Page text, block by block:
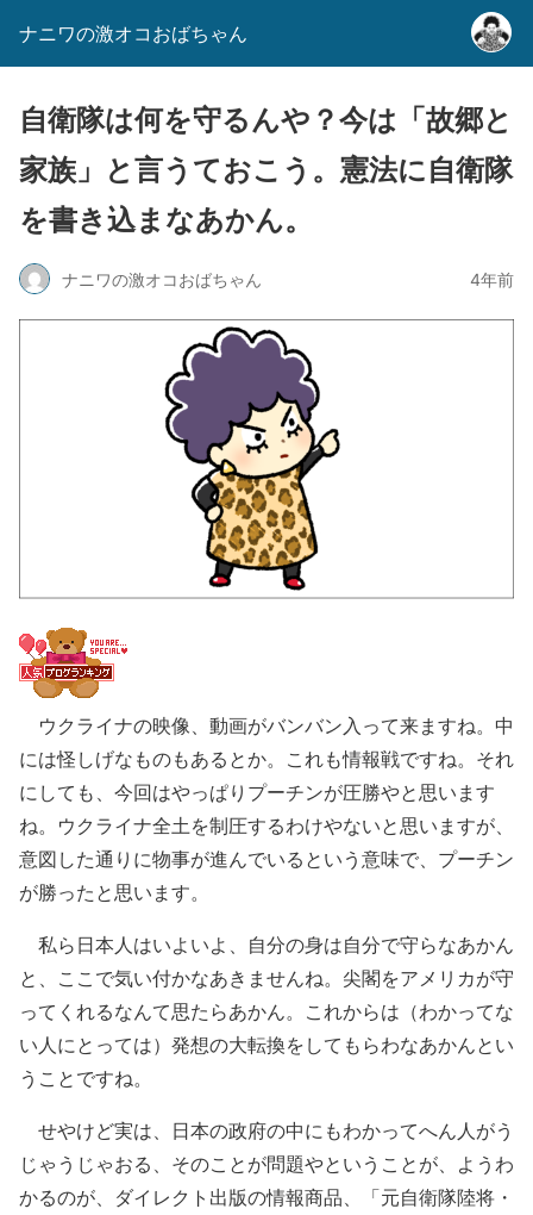
ナニワの激オコおばちゃん
自衛隊は何を守るんや？今は「故郷と
家族」と言うておこう。憲法に自衛隊
を書き込まなあかん。
ナニワの激オコおばちゃん 4年前
ウクライナの映像、動画がバンバン入って来ますね。中
には怪しげなものもあるとか。これも情報戦ですね。それ
にしても、今回はやっぱりプーチンが圧勝やと思います
ね。ウクライナ全土を制圧するわけやないと思いますが、
意図した通りに物事が進んでいるという意味で、プーチン
が勝ったと思います。
私ら日本人はいよいよ、自分の身は自分で守らなあかん
と、ここで気い付かなあきませんね。尖閣をアメリカが守
ってくれるなんて思たらあかん。これからは（わかってな
い人にとっては）発想の大転換をしてもらわなあかんとい
うことですね。
せやけど実は、日本の政府の中にもわかってへん人がう
じゃうじゃおる、そのことが問題やということが、ようわ
かるのが、ダイレクト出版の情報商品、「元自衛隊陸将・